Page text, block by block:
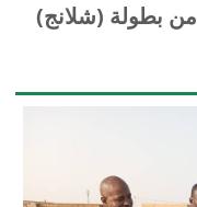
ألاك: انطلاق النسخة الـ10 من بطولة (شلانج)